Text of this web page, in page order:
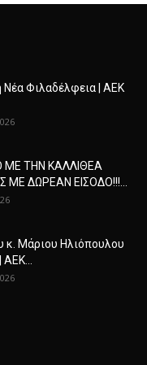
Φιλαδέλφεια | AEK
ΜΕ ΤΗΝ ΚΑΛΛΙΘΕΑ
ΔΩΡΕΑΝ ΕΙΣΟΔΟ!!!...
κ. Μάριου Ηλιόπουλου